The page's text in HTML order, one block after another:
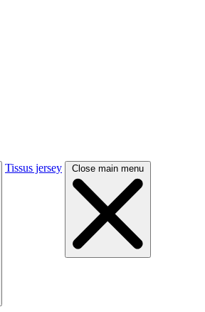
Tissus jersey Close main menu